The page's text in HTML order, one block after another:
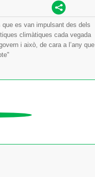
es van impulsant des dels
climàtiques cada vegada
i això, de cara a l’any que